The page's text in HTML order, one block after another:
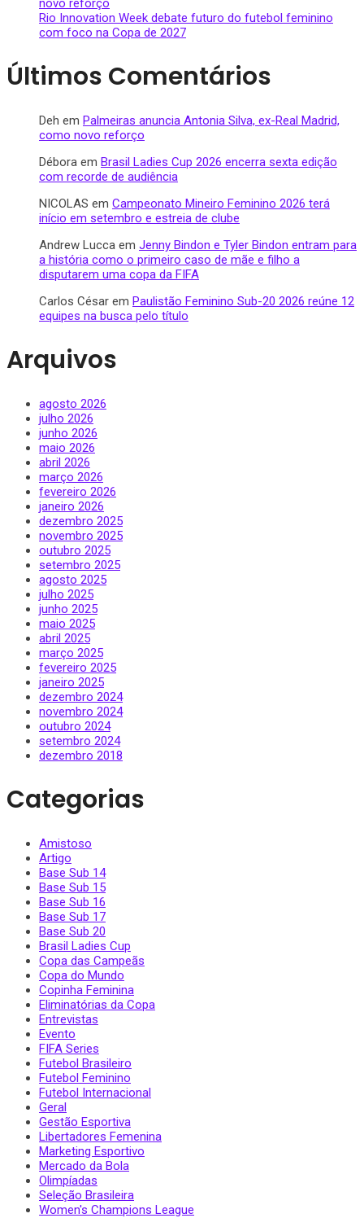
novo reforço
Rio Innovation Week debate futuro do futebol feminino
com foco na Copa de 2027
Últimos Comentários
Deh em Palmeiras anuncia Antonia Silva, ex-Real Madrid,
como novo reforço
Débora em Brasil Ladies Cup 2026 encerra sexta edição
com recorde de audiência
NICOLAS em Campeonato Mineiro Feminino 2026 terá
início em setembro e estreia de clube
Andrew Lucca em Jenny Bindon e Tyler Bindon entram para
a história como o primeiro caso de mãe e filho a
disputarem uma copa da FIFA
Carlos César em Paulistão Feminino Sub-20 2026 reúne 12
equipes na busca pelo título
Arquivos
agosto 2026
julho 2026
junho 2026
maio 2026
abril 2026
março 2026
fevereiro 2026
janeiro 2026
dezembro 2025
novembro 2025
outubro 2025
setembro 2025
agosto 2025
julho 2025
junho 2025
maio 2025
abril 2025
março 2025
fevereiro 2025
janeiro 2025
dezembro 2024
novembro 2024
outubro 2024
setembro 2024
dezembro 2018
Categorias
Amistoso
Artigo
Base Sub 14
Base Sub 15
Base Sub 16
Base Sub 17
Base Sub 20
Brasil Ladies Cup
Copa das Campeãs
Copa do Mundo
Copinha Feminina
Eliminatórias da Copa
Entrevistas
Evento
FIFA Series
Futebol Brasileiro
Futebol Feminino
Futebol Internacional
Geral
Gestão Esportiva
Libertadores Femenina
Marketing Esportivo
Mercado da Bola
Olimpíadas
Seleção Brasileira
Women's Champions League